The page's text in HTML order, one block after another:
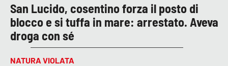
San Lucido, cosentino forza il posto di
blocco e si tuffa in mare: arrestato. Aveva
droga con sé
NATURA VIOLATA